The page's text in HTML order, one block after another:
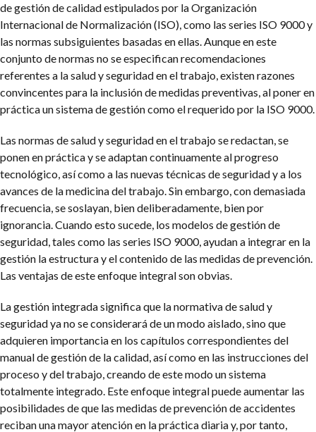
de gestión de calidad estipulados por la Organización
Internacional de Normalización (ISO), como las series ISO 9000 y
las normas subsiguientes basadas en ellas. Aunque en este
conjunto de normas no se especifican recomendaciones
referentes a la salud y seguridad en el trabajo, existen razones
convincentes para la inclusión de medidas preventivas, al poner en
práctica un sistema de gestión como el requerido por la ISO 9000.
Las normas de salud y seguridad en el trabajo se redactan, se
ponen en práctica y se adaptan continuamente al progreso
tecnológico, así como a las nuevas técnicas de seguridad y a los
avances de la medicina del trabajo. Sin embargo, con demasiada
frecuencia, se soslayan, bien deliberadamente, bien por
ignorancia. Cuando esto sucede, los modelos de gestión de
seguridad, tales como las series ISO 9000, ayudan a integrar en la
gestión la estructura y el contenido de las medidas de prevención.
Las ventajas de este enfoque integral son obvias.
La gestión integrada significa que la normativa de salud y
seguridad ya no se considerará de un modo aislado, sino que
adquieren importancia en los capítulos correspondientes del
manual de gestión de la calidad, así como en las instrucciones del
proceso y del trabajo, creando de este modo un sistema
totalmente integrado. Este enfoque integral puede aumentar las
posibilidades de que las medidas de prevención de accidentes
reciban una mayor atención en la práctica diaria y, por tanto,